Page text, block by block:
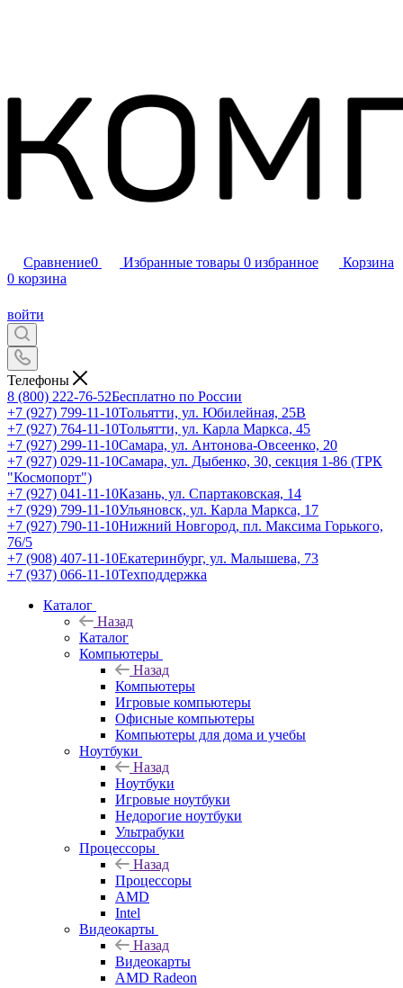
Сравнение0 Избранные товары 0 избранное
Корзина
0 корзина
войти
Телефоны
8 (800) 222-76-52Бесплатно по России
+7 (927) 799-11-10Тольятти, ул. Юбилейная, 25В
+7 (927) 764-11-10Тольятти, ул. Карла Маркса, 45
+7 (927) 299-11-10Самара, ул. Антонова-Овсеенко, 20
+7 (927) 029-11-10Самара, ул. Дыбенко, 30, секция 1-86 (ТРК
"Космопорт")
+7 (927) 041-11-10Казань, ул. Спартаковская, 14
+7 (929) 799-11-10Ульяновск, ул. Карла Маркса, 17
+7 (927) 790-11-10Нижний Новгород, пл. Максима Горького,
76/5
+7 (908) 407-11-10Екатеринбург, ул. Малышева, 73
+7 (937) 066-11-10Техподдержка
Каталог
Назад
Каталог
Компьютеры
Назад
Компьютеры
Игровые компьютеры
Офисные компьютеры
Компьютеры для дома и учебы
Ноутбуки
Назад
Ноутбуки
Игровые ноутбуки
Недорогие ноутбуки
Ультрабуки
Процессоры
Назад
Процессоры
AMD
Intel
Видеокарты
Назад
Видеокарты
AMD Radeon